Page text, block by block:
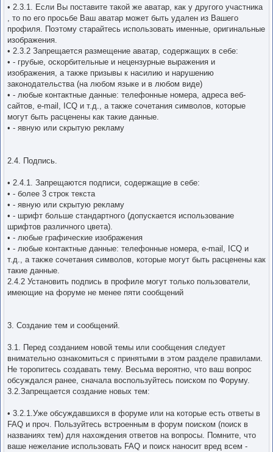
• 2.3.1. Если Вы поставите такой же аватар, как у другого участника
, то по его просьбе Ваш аватар может быть удален из Вашего
профиля. Поэтому старайтесь использовать именные, оригинальные
изображения.
• 2.3.2 Запрещается размещение аватар, содержащих в себе:
• - грубые, оскорбительные и нецензурные выражения и
изображения, а также призывы к насилию и нарушению
законодательства (на любом языке и в любом виде)
• - любые контактные данные: телефонные номера, адреса веб-
сайтов, e-mail, ICQ и т.д., а также сочетания символов, которые
могут быть расценены как такие данные.
• - явную или скрытую рекламу
2.4. Подпись.
• 2.4.1. Запрещаются подписи, содержащие в себе:
• - более 3 строк текста
• - явную или скрытую рекламу
• - шрифт больше стандартного (допускается использование
шрифтов различного цвета).
• - любые графические изображения
• - любые контактные данные: телефонные номера, e-mail, ICQ и
т.д., а также сочетания символов, которые могут быть расценены как
такие данные.
2.4.2 Установить подпись в профиле могут только пользователи,
имеющие на форуме не менее пяти сообщений
3. Создание тем и сообщений.
3.1. Перед созданием новой темы или сообщения следует
внимательно ознакомиться с принятыми в этом разделе правилами.
Не торопитесь создавать тему. Весьма вероятно, что ваш вопрос
обсуждался ранее, сначала воспользуйтесь поиском по Форуму.
3.2.Запрещается создание новых тем:
• 3.2.1.Уже обсуждавшихся в форуме или на которые есть ответы в
FAQ и проч. Пользуйтесь встроенным в форум поиском (поиск в
названиях тем) для нахождения ответов на вопросы. Помните, что
ваше нежелание использовать FAQ и поиск наносит вред всем -